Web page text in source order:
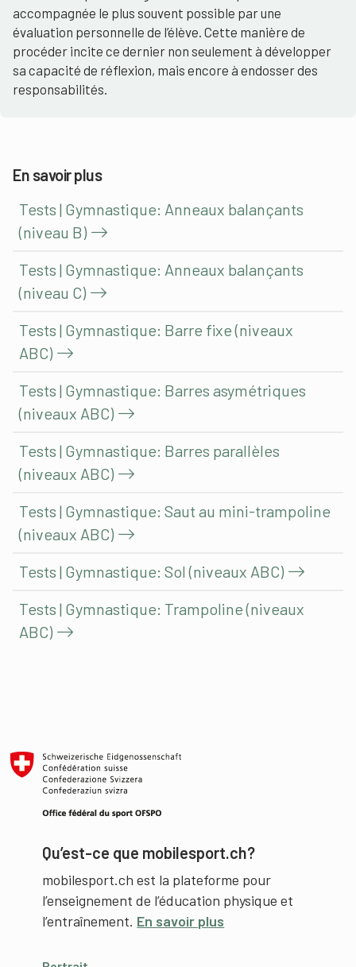
accompagnée le plus souvent possible par une
évaluation personnelle de l’élève. Cette manière de
procéder incite ce dernier non seulement à développer
sa capacité de réflexion, mais encore à endosser des
responsabilités.
En savoir plus
Tests | Gymnastique: Anneaux balançants
(niveau B)
Tests | Gymnastique: Anneaux balançants
(niveau C)
Tests | Gymnastique: Barre fixe (niveaux
ABC)
Tests | Gymnastique: Barres asymétriques
(niveaux ABC)
Tests | Gymnastique: Barres parallèles
(niveaux ABC)
Tests | Gymnastique: Saut au mini-trampoline
(niveaux ABC)
Tests | Gymnastique: Sol (niveaux ABC)
Tests | Gymnastique: Trampoline (niveaux
ABC)
Qu’est-ce que mobilesport.ch?
mobilesport.ch est la plateforme pour
l’enseignement de l’éducation physique et
l’entraînement. En savoir plus